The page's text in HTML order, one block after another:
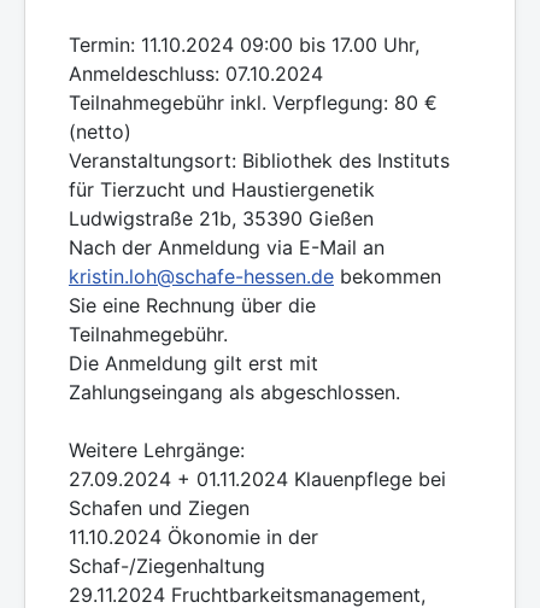
Termin: 11.10.2024 09:00 bis 17.00 Uhr,
Anmeldeschluss: 07.10.2024
Teilnahmegebühr inkl. Verpflegung: 80 €
(netto)
Veranstaltungsort: Bibliothek des Instituts
für Tierzucht und Haustiergenetik
Ludwigstraße 21b, 35390 Gießen
Nach der Anmeldung via E-Mail an
kristin.loh@schafe-hessen.de bekommen
Sie eine Rechnung über die
Teilnahmegebühr.
Die Anmeldung gilt erst mit
Zahlungseingang als abgeschlossen.
Weitere Lehrgänge:
27.09.2024 + 01.11.2024 Klauenpflege bei
Schafen und Ziegen
11.10.2024 Ökonomie in der
Schaf-/Ziegenhaltung
29.11.2024 Fruchtbarkeitsmanagement,